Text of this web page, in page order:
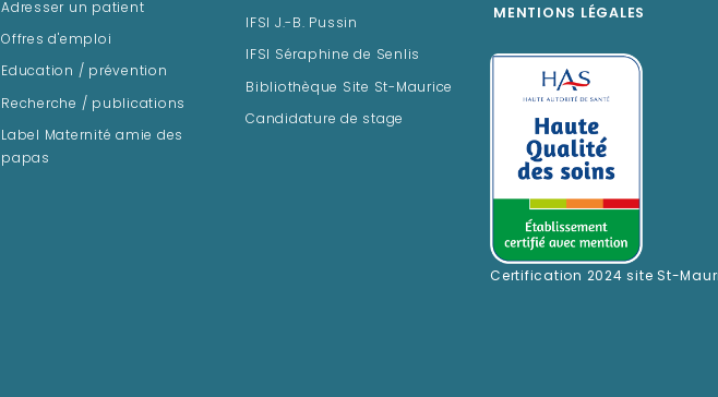
Adresser un patient
Offres d'emploi
Education / prévention
Recherche / publications
Label Maternité amie des
papas
IFSI J.-B. Pussin
IFSI Séraphine de Senlis
Bibliothèque Site St-Maurice
Candidature de stage
MENTIONS LÉGALES
Certification 2024 site St-